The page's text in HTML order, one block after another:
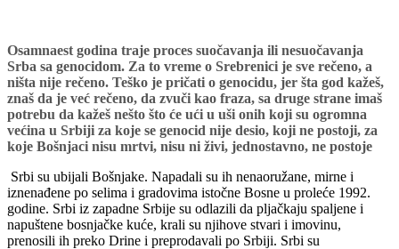
Osamnaest godina traje proces suočavanja ili nesuočavanja
Srba sa genocidom. Za to vreme o Srebrenici je sve rečeno, a
ništa nije rečeno. Teško je pričati o genocidu, jer šta god kažeš,
znaš da je već rečeno, da zvuči kao fraza, sa druge strane imaš
potrebu da kažeš nešto što će ući u uši onih koji su ogromna
većina u Srbiji za koje se genocid nije desio, koji ne postoji, za
koje Bošnjaci nisu mrtvi, nisu ni živi, jednostavno, ne postoje
Srbi su ubijali Bošnjake. Napadali su ih nenaoružane, mirne i
iznenađene po selima i gradovima istočne Bosne u proleće 1992.
godine. Srbi iz zapadne Srbije su odlazili da pljačkaju spaljene i
napuštene bosnjačke kuće, krali su njihove stvari i imovinu,
prenosili ih preko Drine i preprodavali po Srbiji. Srbi su